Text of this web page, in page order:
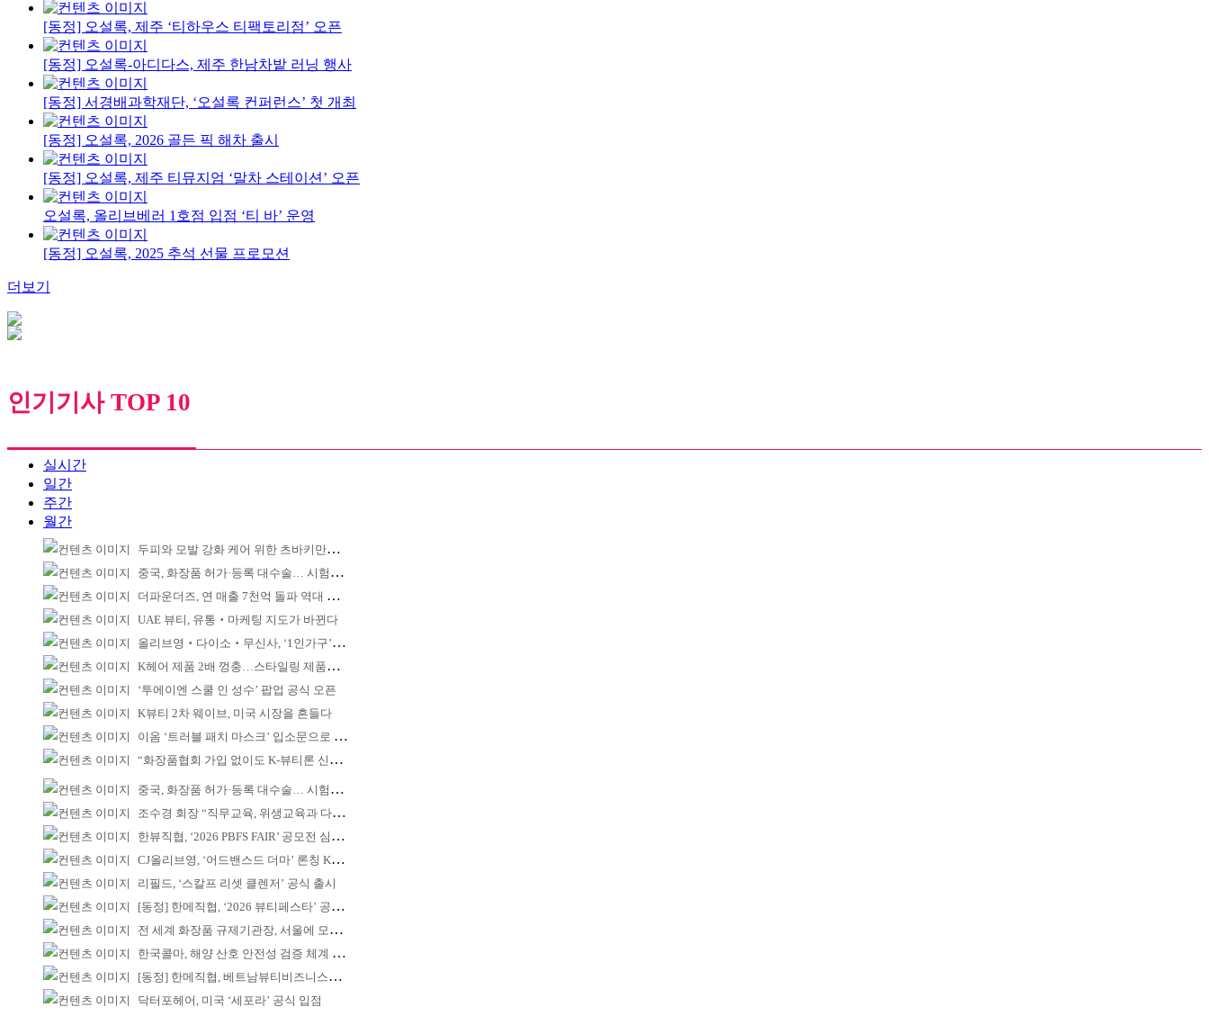
[동정] 오설록, 제주 ‘티하우스 티팩토리점’ 오픈
[동정] 오설록-아디다스, 제주 한남차밭 러닝 행사
[동정] 서경배과학재단, ‘오설록 컨퍼런스’ 첫 개최
[동정] 오설록, 2026 골든 픽 해차 출시
[동정] 오설록, 제주 티뮤지엄 ‘말차 스테이션’ 오픈
오설록, 올리브베러 1호점 입점 ‘티 바’ 운영
[동정] 오설록, 2025 추석 선물 프로모션
더보기
인기기사 TOP 10
실시간
일간
주간
월간
두피와 모발 강화 케어 위한 츠바키만의 솔루션 제시
중국, 화장품 허가·등록 대수술… 시험자료 공용 허용
더파운더즈, 연 매출 7천억 돌파 역대 최대 실적
UAE 뷰티, 유통‧마케팅 지도가 바뀐다
올리브영‧다이소‧무신사, ‘1인가구’가 이끈다
K헤어 제품 2배 껑충…스타일링 제품도 인기
‘투에이엔 스쿨 인 성수’ 팝업 공식 오픈
K뷰티 2차 웨이브, 미국 시장을 흔들다
이옴 ‘트러블 패치 마스크’ 입소문으로 판매 확대
“화장품협회 가입 없이도 K-뷰티론 신청 가능”
중국, 화장품 허가·등록 대수술… 시험자료 공용 허용
조수경 회장 “직무교육, 위생교육과 다르다”
한뷰직협, ‘2026 PBFS FAIR’ 공모전 심사 성료
CJ올리브영, ‘어드밴스드 더마’ 론칭 K더마 육성 박차
리필드, ‘스칼프 리셋 클렌저’ 공식 출시
[동정] 한메직협, ‘2026 뷰티페스타’ 공동 주최
전 세계 화장품 규제기관장, 서울에 모인다
한국콜마, 해양 산호 안전성 검증 체계 구축
[동정] 한메직협, 베트남뷰티비즈니스협회와 MOU
닥터포헤어, 미국 ‘세포라’ 공식 입점